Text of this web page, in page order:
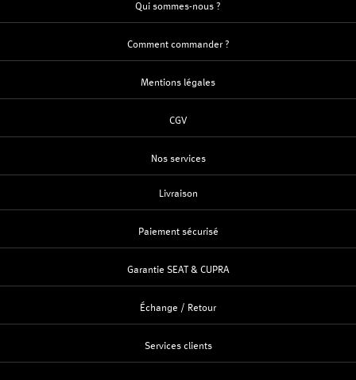
Qui sommes-nous ?
Comment commander ?
Mentions légales
CGV
Nos services
Livraison
Paiement sécurisé
Garantie SEAT & CUPRA
Échange / Retour
Services clients